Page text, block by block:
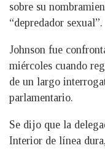
sobre su
“depredador sexual”.
Johnson fue
miércoles cuando
de un largo
parlamentario.
Se dijo que la
Interior de línea